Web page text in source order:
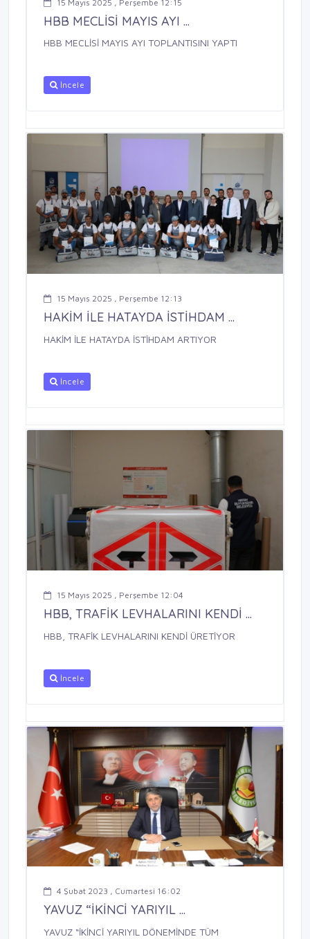
15 Mayıs 2025 , Perşembe 12:15
HBB MECLİSİ MAYIS AYI ...
HBB MECLİSİ MAYIS AYI TOPLANTISINI YAPTI
İncele
15 Mayıs 2025 , Perşembe 12:13
HAKİM İLE HATAYDA İSTİHDAM ...
HAKİM İLE HATAYDA İSTİHDAM ARTIYOR
İncele
15 Mayıs 2025 , Perşembe 12:04
HBB, TRAFİK LEVHALARINI KENDİ ...
HBB, TRAFİK LEVHALARINI KENDİ ÜRETİYOR
İncele
4 Şubat 2023 , Cumartesi 16:02
YAVUZ “İKİNCİ YARIYIL ...
YAVUZ “İKİNCİ YARIYIL DÖNEMİNDE TÜM